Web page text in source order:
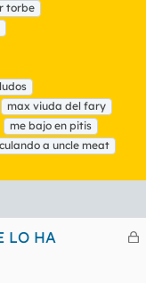
torbe
max viuda del fary
me bajo en pitis
a uncle meat
C
LO HA